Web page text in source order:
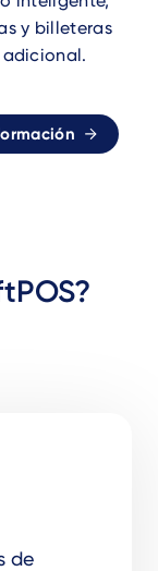
y billeteras
de